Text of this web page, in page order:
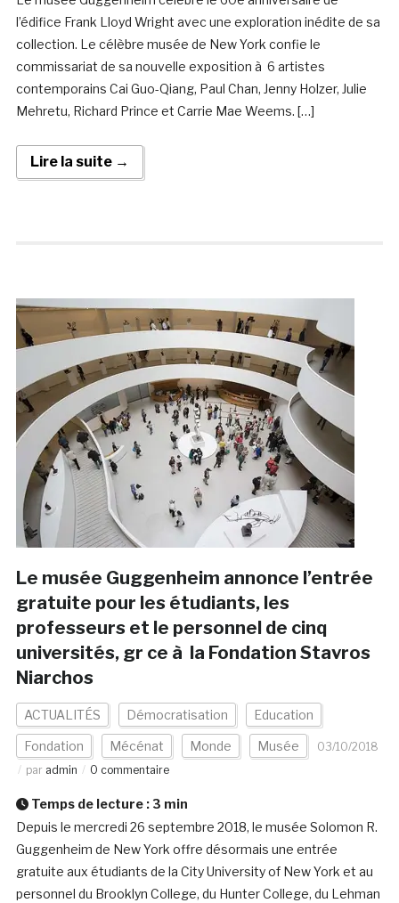
l’édifice Frank Lloyd Wright avec une exploration inédite de sa
collection. Le célèbre musée de New York confie le
commissariat de sa nouvelle exposition à 6 artistes
contemporains Cai Guo-Qiang, Paul Chan, Jenny Holzer, Julie
Mehretu, Richard Prince et Carrie Mae Weems. […]
Lire la suite →
Le musée Guggenheim annonce l’entrée
gratuite pour les étudiants, les
professeurs et le personnel de cinq
universités, gr ce à la Fondation Stavros
Niarchos
ACTUALITÉS Démocratisation Education
Fondation Mécénat Monde Musée
03/10/2018
par admin 0 commentaire
Temps de lecture : 3 min
Depuis le mercredi 26 septembre 2018, le musée Solomon R.
Guggenheim de New York offre désormais une entrée
gratuite aux étudiants de la City University of New York et au
personnel du Brooklyn College, du Hunter College, du Lehman